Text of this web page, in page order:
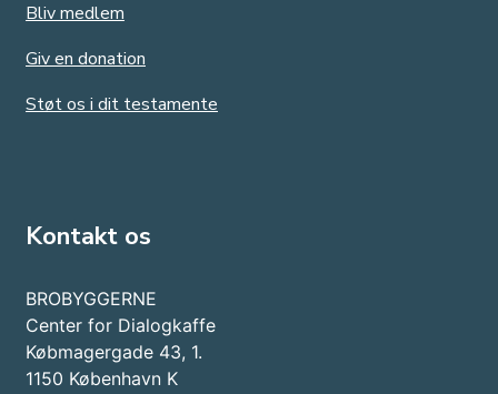
Bliv medlem
Giv en donation
Støt os i dit testamente
Kontakt os
BROBYGGERNE
Center for Dialogkaffe
Købmagergade 43, 1.
1150 København K